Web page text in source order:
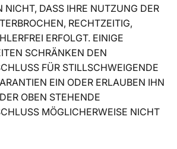
NICHT, DASS IHRE NUTZUNG DER
RECHTZEITIG,
ERFOLGT. EINIGE
SCHRÄNKEN DEN
FÜR STILLSCHWEIGENDE
EIN ODER ERLAUBEN IHN
OBEN STEHENDE
MÖGLICHERWEISE NICHT